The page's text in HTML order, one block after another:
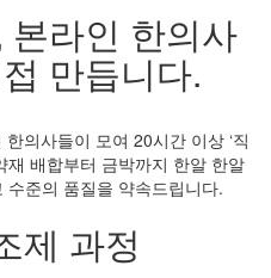
본라인 한의사
만듭니다.
의사들이 모여 20시간 이상 ‘직
재 배합부터 금박까지 한알 한알
준의 품질을 약속드립니다.
제 과정